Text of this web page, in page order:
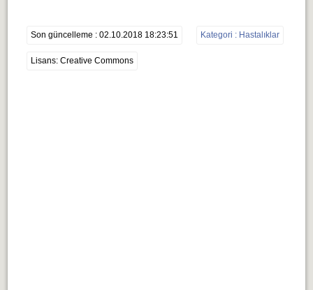
Son güncelleme : 02.10.2018 18:23:51 Kategori : Hastalıklar
Lisans: Creative Commons